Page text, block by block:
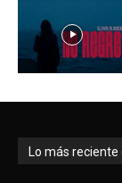
Lo más reciente